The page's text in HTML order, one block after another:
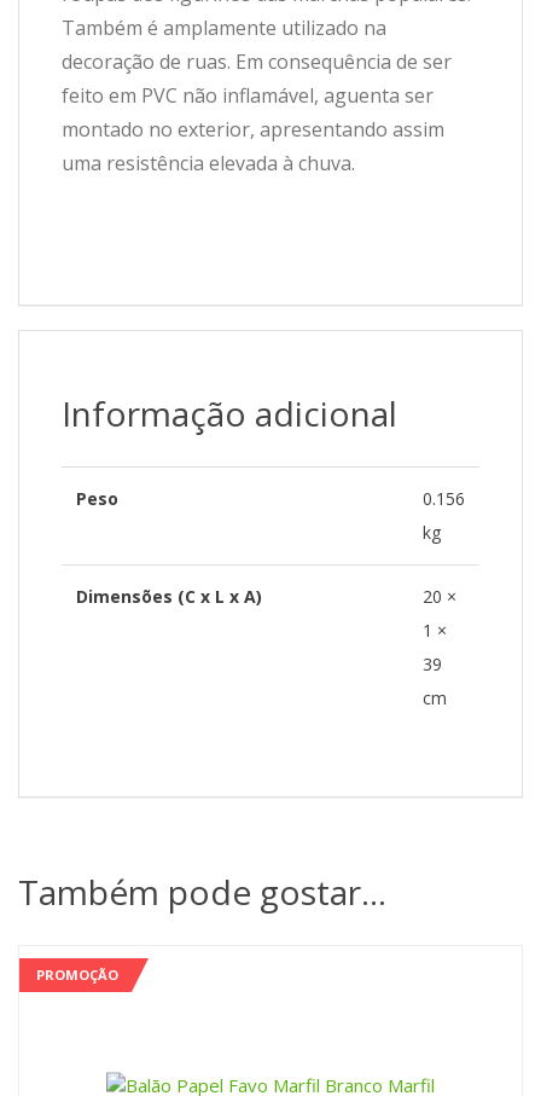
Também é amplamente utilizado na
decoração de ruas. Em consequência de ser
feito em PVC não inflamável, aguenta ser
montado no exterior, apresentando assim
uma resistência elevada à chuva.
Informação adicional
Peso
0.156
kg
Dimensões (C x L x A)
20 ×
1 ×
39
cm
Também pode gostar…
PROMOÇÃO